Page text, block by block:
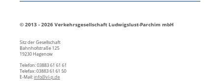
© 2013 - 2026 Verkehrsgesellschaft Ludwigslust-Parchim mbH
Sitz der Gesellschaft
Bahnhofstraße 125
19230 Hagenow
Telefon: 03883 61 61 61
Telefax: 03883 61 61 50
E-Mail:info@vl-p.de